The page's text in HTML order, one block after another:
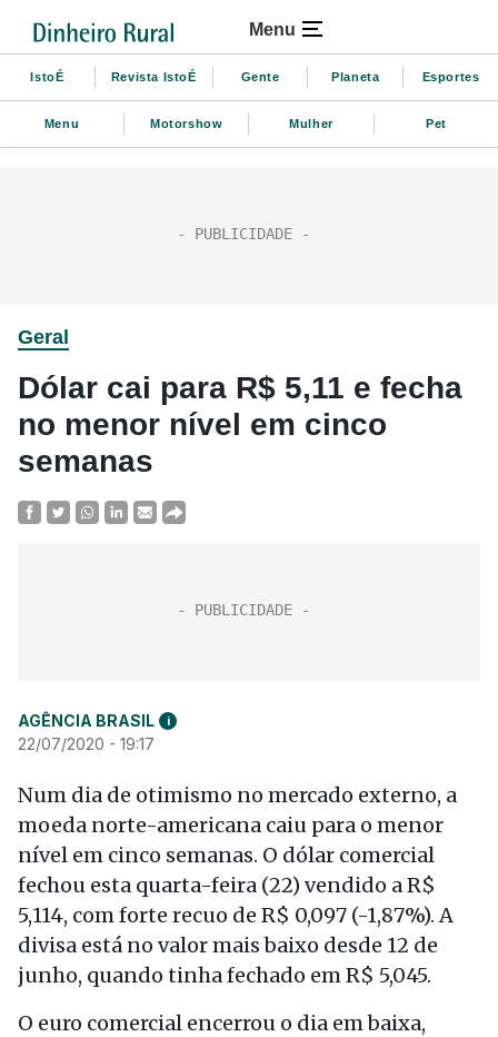
Menu
IstoÉ Revista IstoÉ Gente Planeta Esportes
Menu Motorshow Mulher Pet
Geral
Dólar cai para R$ 5,11 e fecha
no menor nível em cinco
semanas
AGÊNCIA BRASIL i
22/07/2020 - 19:17
Num dia de otimismo no mercado externo, a
moeda norte-americana caiu para o menor
nível em cinco semanas. O dólar comercial
fechou esta quarta-feira (22) vendido a R$
5,114, com forte recuo de R$ 0,097 (-1,87%). A
divisa está no valor mais baixo desde 12 de
junho, quando tinha fechado em R$ 5,045.
O euro comercial encerrou o dia em baixa,